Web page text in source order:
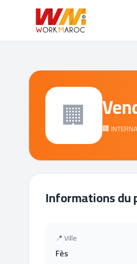
🏢 🏢
Informations du
📍 Ville
Fès